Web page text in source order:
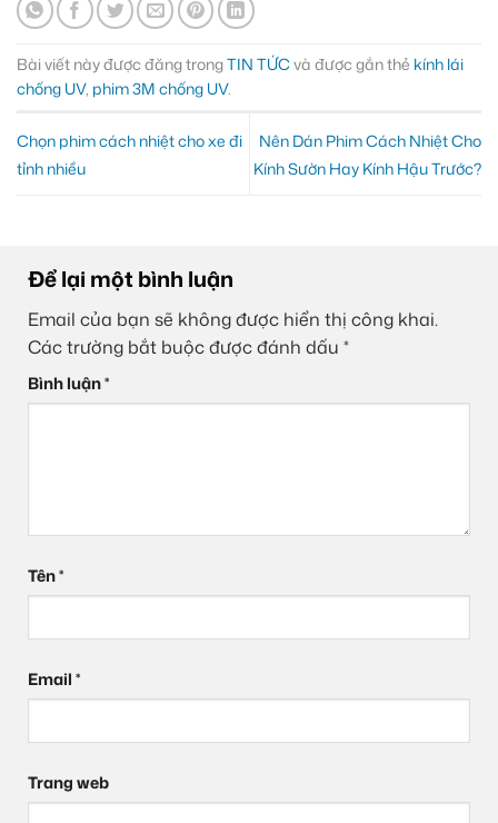
Bài viết này được đăng trongTIN TỨC và được gắn thẻ kính lái
chống UV, phim 3M chống UV.
Chọn phim cách nhiệt cho xe đi
tỉnh nhiều
Nên Dán Phim Cách Nhiệt Cho
Kính Sườn Hay Kính Hậu Trước?
Để lại một bình luận
Email của bạn sẽ không được hiển thị công khai.
Các trường bắt buộc được đánh dấu *
Bình luận*
Tên*
Email*
Trang web